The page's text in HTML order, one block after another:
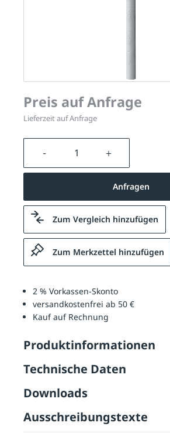
Preis auf Anfrage
Lieferzeit auf Anfrage
Produkt Anzahl: Gib
Anfragen
Zum Vergleich hinzufügen
Zum Merkzettel hinzufügen
2 % Vorkassen-Skonto
versandkostenfrei ab 50 €
Kauf auf Rechnung
Produktinformationen
Technische Daten
Downloads
Ausschreibungstexte